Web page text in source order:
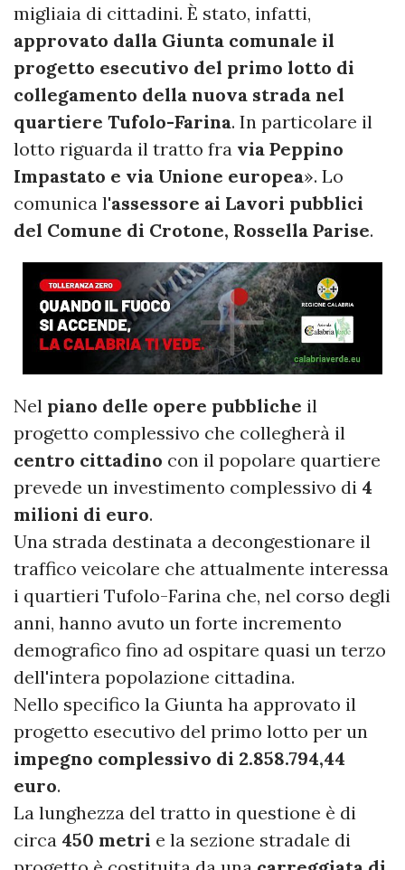
migliaia di cittadini. È stato, infatti,
approvato dalla Giunta comunale il
progetto esecutivo del primo lotto di
collegamento della nuova strada nel
quartiere Tufolo-Farina. In particolare il
lotto riguarda il tratto fra via Peppino
Impastato e via Unione europea». Lo
comunica l'assessore ai Lavori pubblici
del Comune di Crotone, Rossella Parise.
Nel piano delle opere pubbliche il
progetto complessivo che collegherà il
centro cittadino con il popolare quartiere
prevede un investimento complessivo di 4
milioni di euro.
Una strada destinata a decongestionare il
traffico veicolare che attualmente interessa
i quartieri Tufolo-Farina che, nel corso degli
anni, hanno avuto un forte incremento
demografico fino ad ospitare quasi un terzo
dell'intera popolazione cittadina.
Nello specifico la Giunta ha approvato il
progetto esecutivo del primo lotto per un
impegno complessivo di 2.858.794,44
euro.
La lunghezza del tratto in questione è di
circa 450 metri e la sezione stradale di